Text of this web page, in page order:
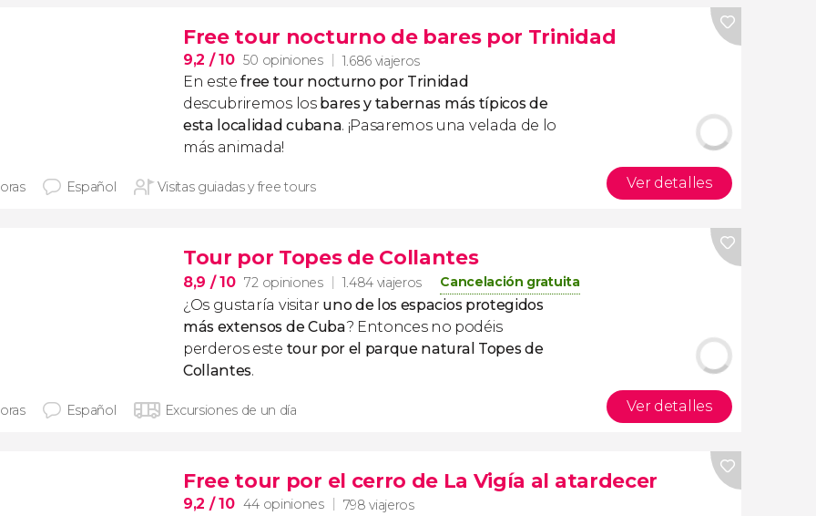
Free tour nocturno de bares por Trinidad
9,2 / 10 50 opiniones 1.686 viajeros
En estefree tour nocturno por Trinidad
descubriremos los bares y tabernas más típicosde
esta localidad cubana. ¡Pasaremos una velada de lo
más animada!
Español Visitas guiadas y free tours Ver detalles
Tour por Topes de Collantes
8,9 / 10 72 opiniones 1.484 viajeros Cancelación gratuita
¿Os gustaría visitaruno de los espacios protegidos
más extensos de Cuba? Entonces no podéis
perderos este tour por el parque natural Topes de
Collantes.
Español Excursiones de un día Ver detalles
Free tour por el cerro de La Vigía al atardecer
9,2 / 10 44 opiniones 798 viajeros